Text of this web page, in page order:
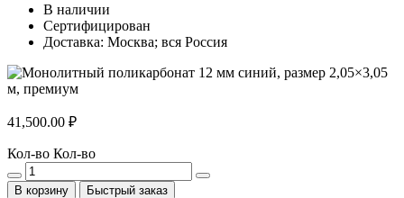
В наличии
Сертифицирован
Доставка: Москва; вся Россия
41,500.00 ₽
Кол-во Кол-во
В корзину Быстрый заказ